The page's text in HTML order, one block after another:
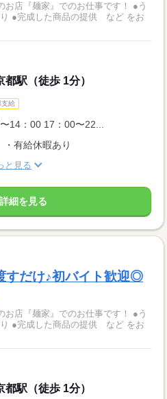
店『麺家』でのお仕事です！ ●う
●完成した商品の提供 など をお
駅（徒歩 1分）
支給
14：00 17：00〜22...
有給休暇あり
と見る
細を見る
すだけ♪初バイト歓迎◎
店『麺家』でのお仕事です！ ●う
●完成した商品の提供 など をお
駅（徒歩 1分）